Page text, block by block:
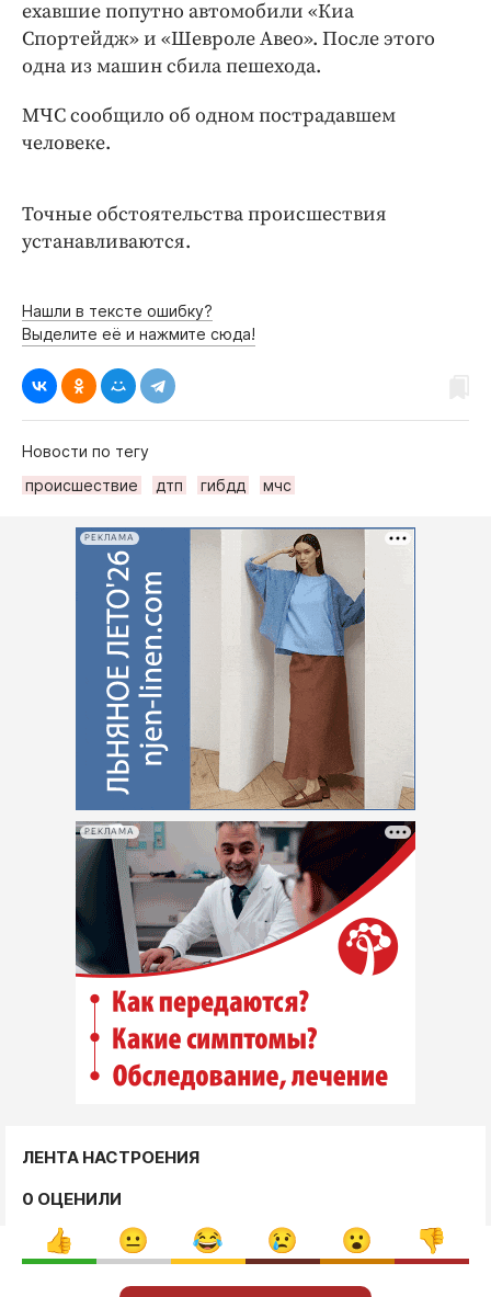
ехавшие попутно автомобили «Киа
Спортейдж» и «Шевроле Авео». После этого
одна из машин сбила пешехода.
МЧС сообщило об одном пострадавшем
человеке.
Точные обстоятельства происшествия
устанавливаются.
Нашли в тексте ошибку?
Выделите её и нажмите сюда!
Новости по тегу
происшествие
дтп гибдд мчс
РЕКЛАМА
РЕКЛАМА
ЛЕНТА НАСТРОЕНИЯ
0 ОЦЕНИЛИ